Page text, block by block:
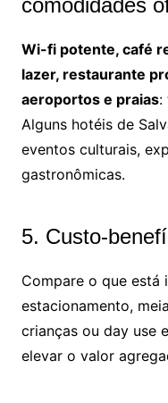
comodidades
Wi-fi potente, café
lazer, restaurante
aeroportos e praias:
Alguns hotéis de
eventos culturais,
gastronômicas.
5. Custo-
Compare o que está
estacionamento,
crianças ou day use
elevar o valor